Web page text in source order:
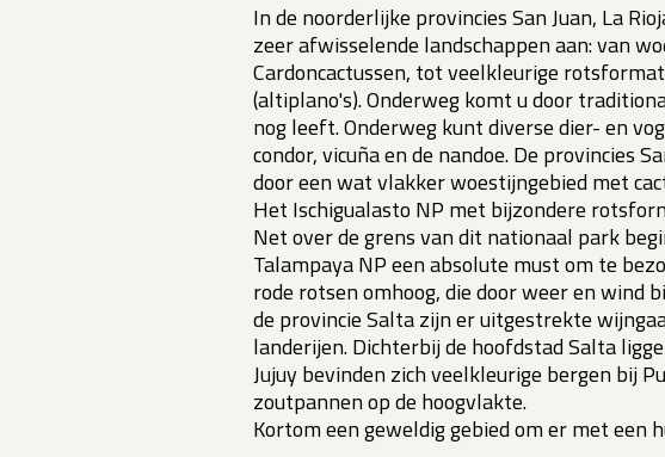
In de noorderlijke provincies San Juan, La
zeer afwisselende landschappen aan: van
Cardoncactussen, tot veelkleurige
(altiplano's). Onderweg komt u door
nog leeft. Onderweg kunt diverse dier- en
condor, vicuña en de nandoe. De provincies
door een wat vlakker woestijngebied met
Het Ischigualasto NP met bijzondere
Net over de grens van dit nationaal park
Talampaya NP een absolute must om te
rode rotsen omhoog, die door weer en wind
de provincie Salta zijn er uitgestrekte
landerijen. Dichterbij de hoofdstad Salta
Jujuy bevinden zich veelkleurige bergen bij
zoutpannen op de hoogvlakte.
Kortom een geweldig gebied om er met een